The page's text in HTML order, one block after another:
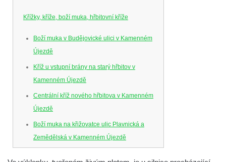
Křížky, kříže, boží muka, hřbitovní kříže
Boží muka v Budějovické ulici v Kamenném
Újezdě
Kříž u vstupní brány na starý hřbitov v
Kamenném Újezdě
Centrální kříž nového hřbitova v Kamenném
Újezdě
Boží muka na křižovatce ulic Plavnická a
Zemědělská v Kamenném Újezdě